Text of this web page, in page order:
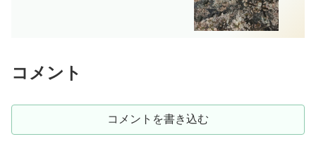
コメント
コメントを書き込む